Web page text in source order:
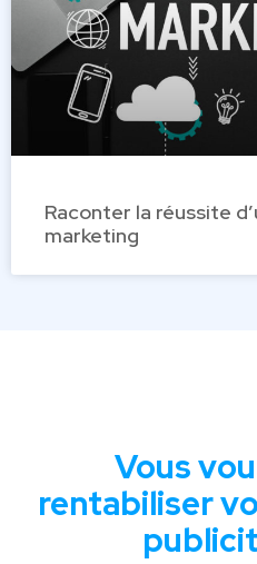
Raconter la réussite
marketing
Vous
rentabiliser